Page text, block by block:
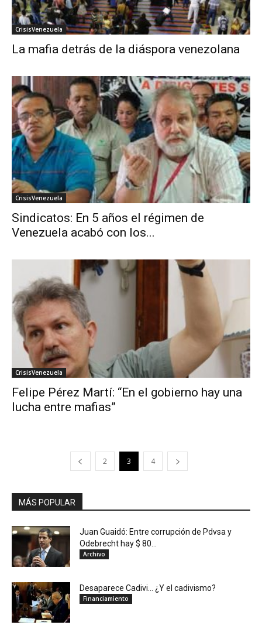
CrisisVenezuela
La mafia detrás de la diáspora venezolana
CrisisVenezuela
Sindicatos: En 5 años el régimen de
Venezuela acabó con los...
CrisisVenezuela
Felipe Pérez Martí: “En el gobierno hay una
lucha entre mafias”
2 3 4
MÁS POPULAR
Juan Guaidó: Entre corrupción de Pdvsa y
Odebrecht hay $ 80...
Archivo
Desaparece Cadivi… ¿Y el cadivismo?
Financiamiento